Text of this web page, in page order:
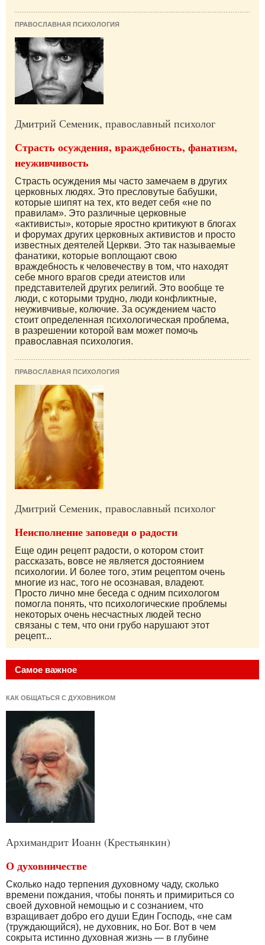
Самое важное
КАК ОБЩАТЬСЯ С ДУХОВНИКОМ
Архимандрит Иоанн (Крестьянкин)
О духовничестве
Сколько надо терпения духовному чаду, сколько
времени пождания, чтобы понять и примириться со
своей духовной немощью и с сознанием, что
взращивает добро его души Един Господь, «не сам
(труждающийся), не духовник, но Бог. Вот в чем
сокрыта истинно духовная жизнь — в глубине
ПРАВОСЛАВНАЯ ПСИХОЛОГИЯ
Дмитрий Семеник, православный психолог
Страсть осуждения, враждебность, фанатизм,
неуживчивость
Страсть осуждения мы часто замечаем в других
церковных людях. Это пресловутые бабушки,
которые шипят на тех, кто ведет себя «не по
правилам». Это различные церковные
«активисты», которые яростно критикуют в блогах
и форумах других церковных активистов и просто
известных деятелей Церкви. Это так называемые
фанатики, которые воплощают свою
враждебность к человечеству в том, что находят
себе много врагов среди атеистов или
представителей других религий. Это вообще те
люди, с которыми трудно, люди конфликтные,
неуживчивые, колючие. За осуждением часто
стоит определенная психологическая проблема,
в разрешении которой вам может помочь
православная психология.
ПРАВОСЛАВНАЯ ПСИХОЛОГИЯ
Дмитрий Семеник, православный психолог
Неисполнение заповеди о радости
Еще один рецепт радости, о котором стоит
рассказать, вовсе не является достоянием
психологии. И более того, этим рецептом очень
многие из нас, того не осознавая, владеют.
Просто лично мне беседа с одним психологом
помогла понять, что психологические проблемы
некоторых очень несчастных людей тесно
связаны с тем, что они грубо нарушают этот
рецепт...